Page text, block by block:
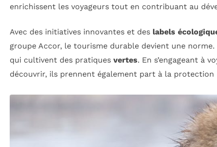
enrichissent les voyageurs tout en contribuant au
Avec des initiatives innovantes et des labels
groupe Accor, le tourisme durable devient une
qui cultivent des pratiques vertes. En s’engageant à
découvrir, ils prennent également part à la protection